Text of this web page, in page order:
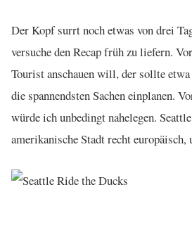
Der Kopf surrt noch etwas von drei
versuche den Recap früh zu liefern.
Tourist anschauen will, der sollte
die spannendsten Sachen einplanen.
würde ich unbedingt nahelegen.
amerikanische Stadt recht